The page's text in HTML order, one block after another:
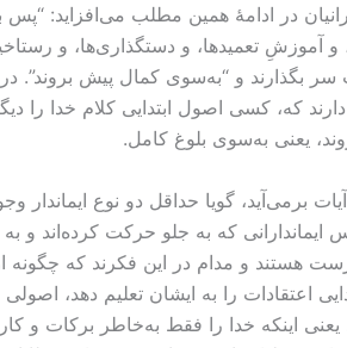
در ادامۀ همین مطلب می‌افزاید: “پس
سر بگذارند و “به‌سوی کمال پیش
که، کسی اصول ابتدایی کلام خدا را
یعنی به‌سوی بلوغ کامل.
برمی‌آید، گویا حداقل دو نوع ایماندار
که به جلو حرکت کرده‌اند و به
هستند و مدام در این فکرند که چگونه از
اعتقادات را به ایشان تعلیم دهد،
یعنی اینکه خدا را فقط به‌خاطر برکات و